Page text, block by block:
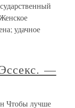
удачное
—
Чтобы лучше